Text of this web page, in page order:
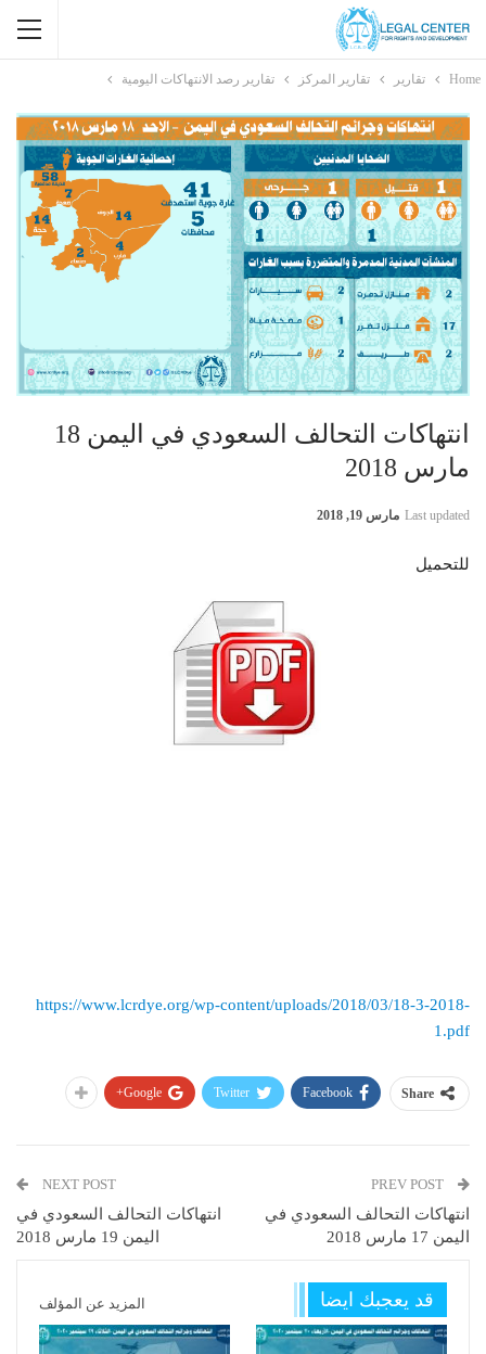
Home تقارير تقارير المركز تقارير رصد الانتهاكات اليومية
انتهاكات التحالف السعودي في اليمن 18
مارس 2018
Last updated مارس 19, 2018
للتحميل
https://www.lcrdye.org/wp-content/uploads/2018/03/18-3-2018-
1.pdf
Share
Facebook
Twitter
Google+
انتهاكات التحالف السعودي في
اليمن 17 مارس 2018
NEXT POST
انتهاكات التحالف السعودي في
اليمن 19 مارس 2018
قد يعجبك ايضا المزيد عن المؤلف